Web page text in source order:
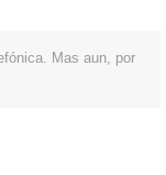
Mas aun, por